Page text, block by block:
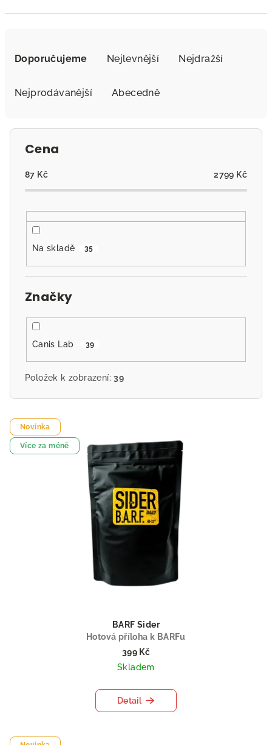
Doporučujeme Nejlevnější Nejdražší
Nejprodávanější Abecedně
Cena
87 Kč 2799 Kč
Na skladě 35
Značky
Canis Lab 39
Položek k zobrazení:39
V
ý
p
Novinka
Více za méně
BARF Sider
Hotová příloha k BARFu
399 Kč
Skladem
Detail